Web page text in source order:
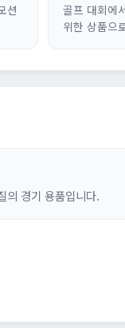
션
골프 대회에
위한 상품으
의 경기 용품입니다.